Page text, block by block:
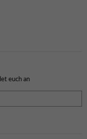
euch an